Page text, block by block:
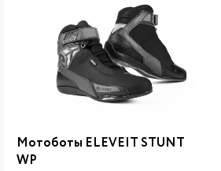
Мотоботы ELEVEIT STUNT
WP